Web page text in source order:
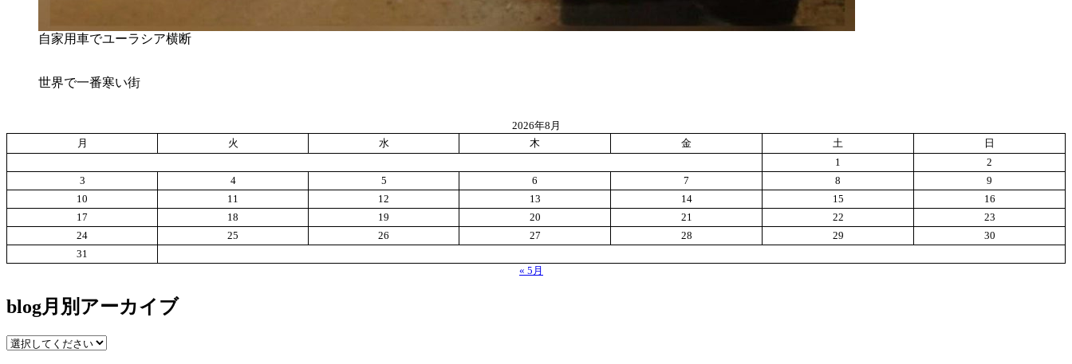
自家用車でユーラシア横断
世界で一番寒い街
2026年8月
月
火 水 木 金 土
日
1
2
3
4 5 6 7 8
9
10
11 12 13 14 15
16
17
18 19 20 21 22
23
24
25 26 27 28 29
30
31
« 5月
blog月別アーカイブ